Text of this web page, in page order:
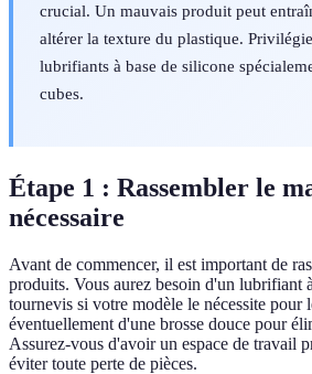
crucial. Un mauvais produit peut
altérer la texture du plastique.
lubrifiants à base de silicone
cubes.
Étape 1 : Rassembler le
nécessaire
Avant de commencer, il est important de
produits. Vous aurez besoin d'un lubrifiant
tournevis si votre modèle le nécessite pour
éventuellement d'une brosse douce pour
Assurez-vous d'avoir un espace de travail
éviter toute perte de pièces.